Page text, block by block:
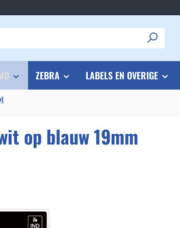
ZEBRA LABELS EN OVERIGE
op blauw 19mm